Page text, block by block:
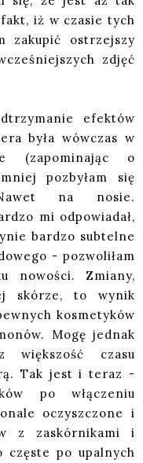
iż w czasie tych
zakupić ostrzejszy
zdjęć
efektów
była wówczas w
(zapominając o
pozbyłam się
na nosie.
mi odpowiadał,
bardzo subtelne
- pozwoliłam
nowości. Zmiany,
skórze, to wynik
kosmetyków
Mogę jednak
większość czasu
Tak jest i teraz -
po włączeniu
oczyszczone i
z zaskórnikami i
częste po upalnych